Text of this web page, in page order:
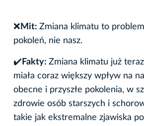
❌ Mit: Zmiana klimatu to
pokoleń, nie nasz.
✔ ️Fakty: Zmiana klimatu już
miała coraz większy wpływ na
obecne i przyszłe pokolenia, w
zdrowie osób starszych i
takie jak ekstremalne zjawiska